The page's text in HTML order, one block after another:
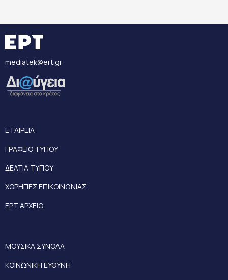
mediatek@ert.gr
ΕΤΑΙΡΕΙΑ
ΓΡΑΦΕΙΟ ΤΥΠΟΥ
ΔΕΛΤΙΑ ΤΥΠΟΥ
ΧΟΡΗΓΙΕΣ ΕΠΙΚΟΙΝΩΝΙΑΣ
ΕΡΤ ΑΡΧΕΙΟ
ΜΟΥΣΙΚΑ ΣΥΝΟΛΑ
ΚΟΙΝΩΝΙΚΗ ΕΥΘΥΝΗ